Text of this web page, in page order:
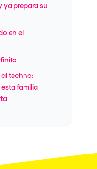
ya prepara su
en el
al techno:
familia